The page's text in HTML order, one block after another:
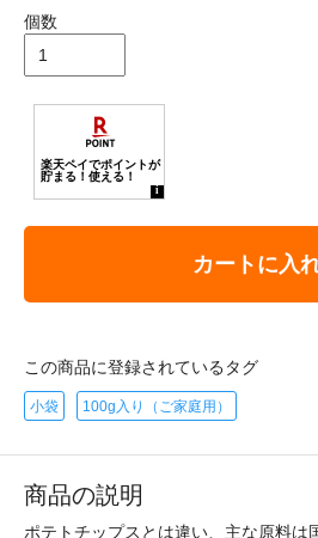
個数
カートに入
この商品に登録されているタグ
小袋 100g入り（ご家庭用）
商品の説明
ポテトチップスとは違い、主な原料は